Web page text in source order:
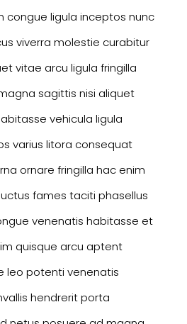
congue ligula inceptos nunc
viverra molestie curabitur
vitae arcu ligula fringilla
sagittis nisi aliquet
vehicula ligula
varius litora consequat
ornare fringilla hac enim
fames taciti phasellus
venenatis habitasse et
quisque arcu aptent
leo potenti venenatis
hendrerit porta